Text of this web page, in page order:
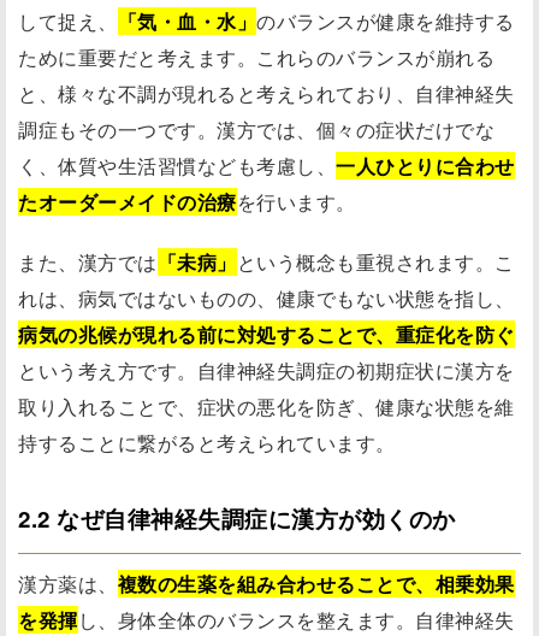
して捉え、
「気・血・水」 のバランスが健康を維持する
ために重要だと考えます。これらのバランスが崩れる
と、様々な不調が現れると考えられており、自律神経失
調症もその一つです。漢方では、個々の症状だけでな
く、体質や生活習慣なども考慮し、 一人ひとりに合わせ
たオーダーメイドの治療を行います。
また、漢方では 「未病」 という概念も重視されます。こ
れは、病気ではないものの、健康でもない状態を指し、
病気の兆候が現れる前に対処することで、重症化を防ぐ
という考え方です。自律神経失調症の初期症状に漢方を
取り入れることで、症状の悪化を防ぎ、健康な状態を維
持することに繋がると考えられています。
2.2 なぜ自律神経失調症に漢方が効くのか
漢方薬は、 複数の生薬を組み合わせることで、相乗効果
を発揮し、身体全体のバランスを整えます。自律神経失